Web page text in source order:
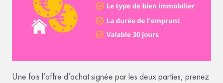
Une fois l’offre d’achat signée par les deux parties, prenez